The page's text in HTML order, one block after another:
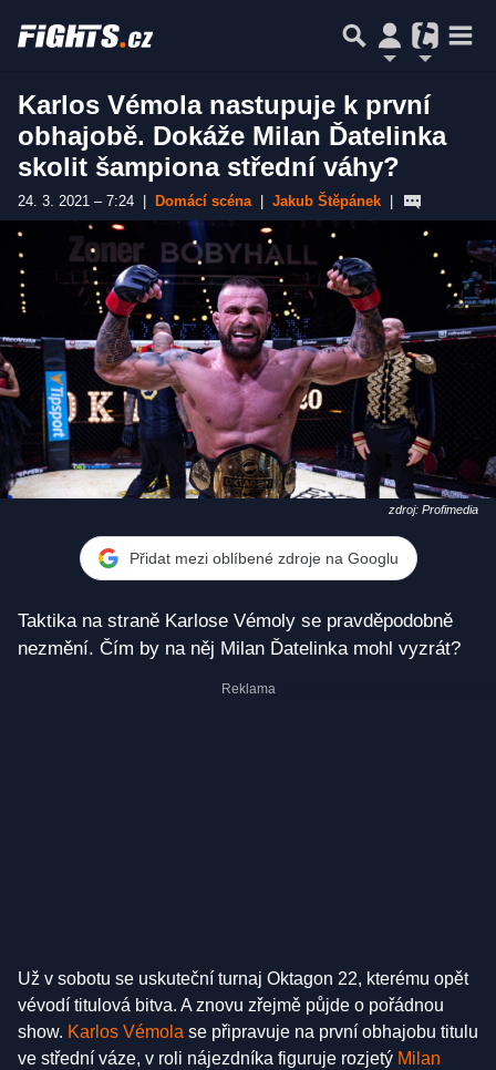
Karlos Vémola nastupuje k první
obhajobě. Dokáže Milan Ďatelinka
skolit šampiona střední váhy?
24. 3. 2021 – 7:24 Domácí scéna Jakub Štěpánek
zdroj: Profimedia
Přidat mezi oblíbené zdroje na Googlu
Taktika na straně Karlose Vémoly se pravděpodobně
nezmění. Čím by na něj Milan Ďatelinka mohl vyzrát?
Už v sobotu se uskuteční turnaj Oktagon 22, kterému opět
vévodí titulová bitva. A znovu zřejmě půjde o pořádnou
show. Karlos Vémola se připravuje na první obhajobu titulu
ve střední váze, v roli nájezdníka figuruje rozjetý Milan